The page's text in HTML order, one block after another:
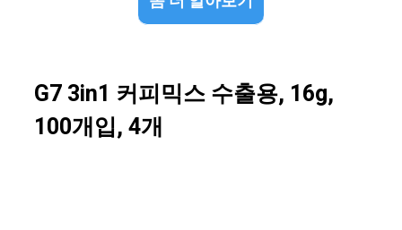
G7 3in1 커피믹스 수출용, 16g,
100개입, 4개